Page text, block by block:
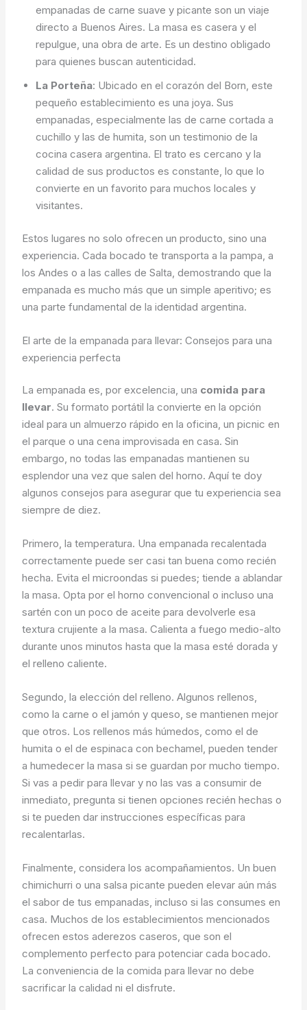
empanadas de carne suave y picante son un viaje
directo a Buenos Aires. La masa es casera y el
repulgue, una obra de arte. Es un destino obligado
para quienes buscan autenticidad.
La Porteña: Ubicado en el corazón del Born, este
pequeño establecimiento es una joya. Sus
empanadas, especialmente las de carne cortada a
cuchillo y las de humita, son un testimonio de la
cocina casera argentina. El trato es cercano y la
calidad de sus productos es constante, lo que lo
convierte en un favorito para muchos locales y
visitantes.
Estos lugares no solo ofrecen un producto, sino una
experiencia. Cada bocado te transporta a la pampa, a
los Andes o a las calles de Salta, demostrando que la
empanada es mucho más que un simple aperitivo; es
una parte fundamental de la identidad argentina.
El arte de la empanada para llevar: Consejos para una
experiencia perfecta
La empanada es, por excelencia, una comida para
llevar. Su formato portátil la convierte en la opción
ideal para un almuerzo rápido en la oficina, un picnic en
el parque o una cena improvisada en casa. Sin
embargo, no todas las empanadas mantienen su
esplendor una vez que salen del horno. Aquí te doy
algunos consejos para asegurar que tu experiencia sea
siempre de diez.
Primero, la temperatura. Una empanada recalentada
correctamente puede ser casi tan buena como recién
hecha. Evita el microondas si puedes; tiende a ablandar
la masa. Opta por el horno convencional o incluso una
sartén con un poco de aceite para devolverle esa
textura crujiente a la masa. Calienta a fuego medio-alto
durante unos minutos hasta que la masa esté dorada y
el relleno caliente.
Segundo, la elección del relleno. Algunos rellenos,
como la carne o el jamón y queso, se mantienen mejor
que otros. Los rellenos más húmedos, como el de
humita o el de espinaca con bechamel, pueden tender
a humedecer la masa si se guardan por mucho tiempo.
Si vas a pedir para llevar y no las vas a consumir de
inmediato, pregunta si tienen opciones recién hechas o
si te pueden dar instrucciones específicas para
recalentarlas.
Finalmente, considera los acompañamientos. Un buen
chimichurri o una salsa picante pueden elevar aún más
el sabor de tus empanadas, incluso si las consumes en
casa. Muchos de los establecimientos mencionados
ofrecen estos aderezos caseros, que son el
complemento perfecto para potenciar cada bocado.
La conveniencia de la comida para llevar no debe
sacrificar la calidad ni el disfrute.